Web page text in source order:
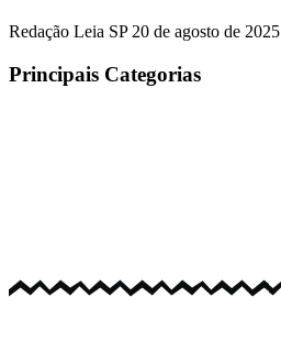
Redação Leia SP 20 de agosto de 2025
Principais Categorias